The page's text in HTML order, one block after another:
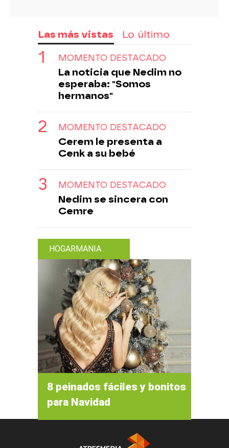
Las más vistas Lo último
MOMENTO DESTACADO
La noticia que Nedim no
esperaba: "Somos
hermanos"
MOMENTO DESTACADO
Cerem le presenta a
Cenk a su bebé
MOMENTO DESTACADO
Nedim se sincera con
Cemre
HOGARMANIA
8 peinados fáciles y bonitos
para Navidad